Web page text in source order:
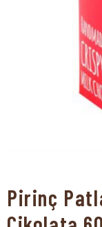
Pirinç